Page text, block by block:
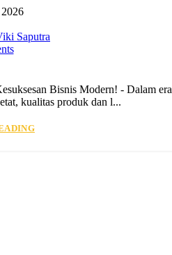
Saputra
Bisnis Modern! - Dalam era
kualitas produk dan l...